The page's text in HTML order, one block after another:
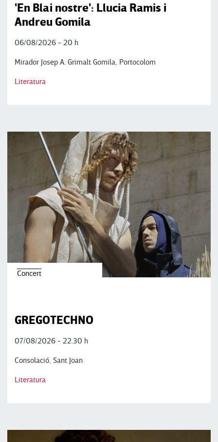
'En Blai nostre': Llucia Ramis i
Andreu Gomila
06/08/2026 - 20 h
Mirador Josep A. Grimalt Gomila, Portocolom
Literatura
Concert
GREGOTECHNO
07/08/2026 - 22.30 h
Consolació, Sant Joan
Literatura